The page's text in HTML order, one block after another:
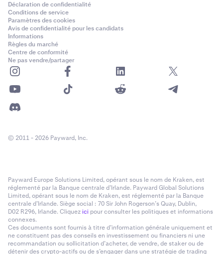
Déclaration de confidentialité
Conditions de service
Paramètres des cookies
Avis de confidentialité pour les candidats
Informations
Règles du marché
Centre de conformité
Ne pas vendre/partager
© 2011 - 2026 Payward, Inc.
Payward Europe Solutions Limited, opérant sous le nom de Kraken, est
réglementé par la Banque centrale d’Irlande. Payward Global Solutions
Limited, opérant sous le nom de Kraken, est réglementé par la Banque
centrale d’Irlande. Siège social : 70 Sir John Rogerson’s Quay, Dublin,
D02 R296, Irlande. Cliquezici pour consulter les politiques et informations
connexes.
Ces documents sont fournis à titre d’information générale uniquement et
ne constituent pas des conseils en investissement ou financiers ni une
recommandation ou sollicitation d’acheter, de vendre, de staker ou de
détenir des crypto-actifs ou de s’engager dans une stratégie de trading